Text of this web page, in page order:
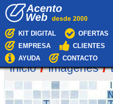
KIT DIGITAL OFERTAS
EMPRESA
CLIENTES
AYUDA
CONTACTO
Inicio /Imágenes /